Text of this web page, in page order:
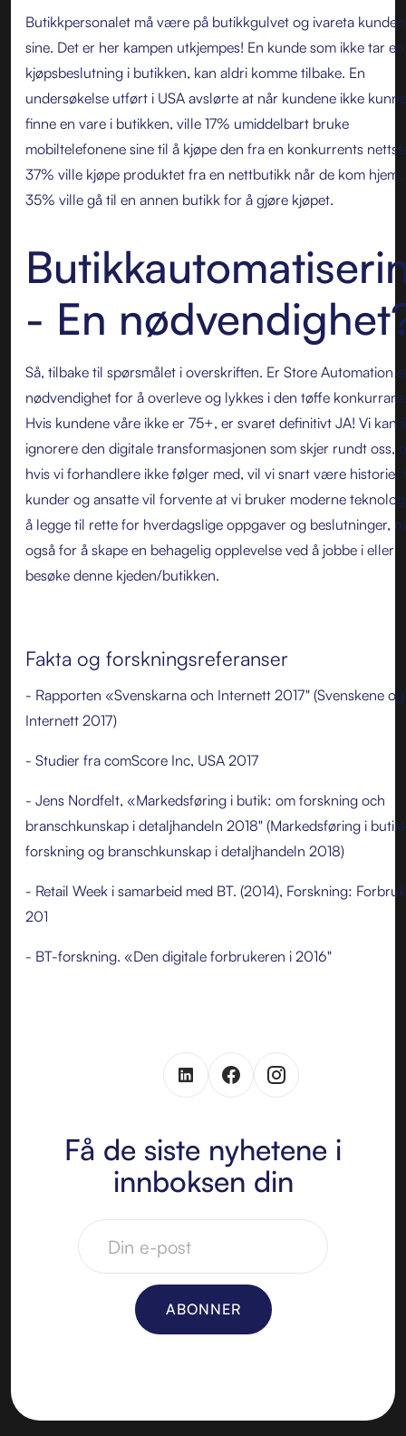
Butikkpersonalet må være på butikkgulvet og ivareta
sine. Det er her kampen utkjempes! En kunde som ikke tar en
kjøpsbeslutning i butikken, kan aldri komme tilbake. En
undersøkelse utført i USA avslørte at når kundene ikke kunne
finne en vare i butikken, ville 17% umiddelbart bruke
mobiltelefonene sine til å kjøpe den fra en konkurrents
37% ville kjøpe produktet fra en nettbutikk når de kom hjem,
35% ville gå til en annen butikk for å gjøre kjøpet.
- En
Så, tilbake til spørsmålet i overskriften. Er Store Automation
nødvendighet for å overleve og lykkes i den tøffe
Hvis kundene våre ikke er 75+, er svaret definitivt JA! Vi kan
ignorere den digitale transformasjonen som skjer rundt oss,
hvis vi forhandlere ikke følger med, vil vi snart være historie.
kunder og ansatte vil forvente at vi bruker moderne
å legge til rette for hverdagslige oppgaver og beslutninger,
også for å skape en behagelig opplevelse ved å jobbe i eller
besøke denne kjeden/butikken.
Fakta og forskningsreferanser
- Rapporten «Svenskarna och Internett 2017" (Svenskene og
Internett 2017)
- Studier fra comScore Inc, USA 2017
- Jens Nordfelt, «Markedsføring i butik: om forskning och
branschkunskap i detaljhandeln 2018" (Markedsføring i
forskning og branschkunskap i detaljhandeln 2018)
- Retail Week i samarbeid med BT. (2014), Forskning:
201
- BT-forskning. «Den digitale forbrukeren i 2016"
Få de siste nyhetene i
innboksen din